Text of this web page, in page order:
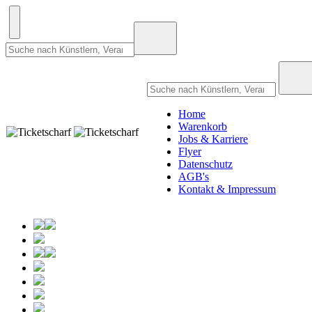
Home
Warenkorb
Jobs & Karriere
Flyer
Datenschutz
AGB's
Kontakt & Impressum